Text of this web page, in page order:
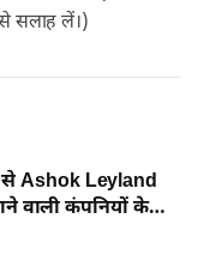
सलाह लें।)
Ashok Leyland
वाली कंपनियों के